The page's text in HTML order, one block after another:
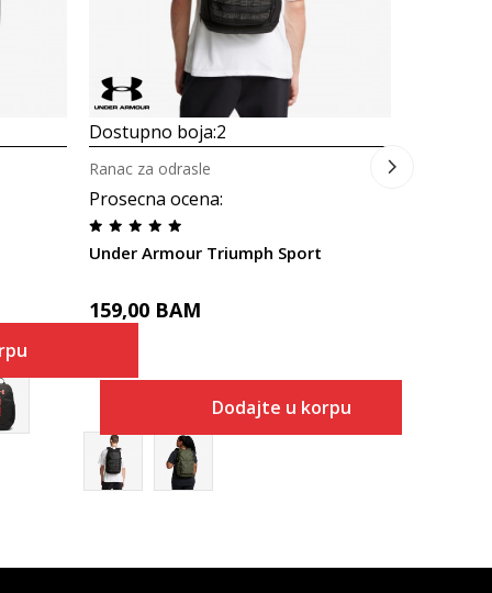
Dostupno boja:2
Prosecna ocena:
Under Armour Triumph Sport
Ranac za odrasle
159,00 BAM
Dodajte u korpu